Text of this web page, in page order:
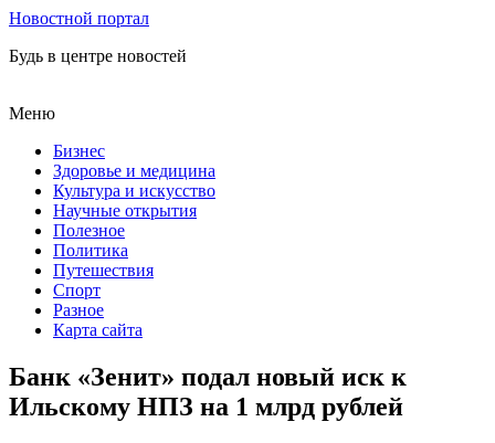
Новостной портал
Будь в центре новостей
Меню
Бизнес
Здоровье и медицина
Культура и искусство
Научные открытия
Полезное
Политика
Путешествия
Спорт
Разное
Карта сайта
Банк «Зенит» подал новый иск к
Ильскому НПЗ на 1 млрд рублей